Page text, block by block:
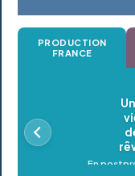
PRODUCTION
FRANCE
En